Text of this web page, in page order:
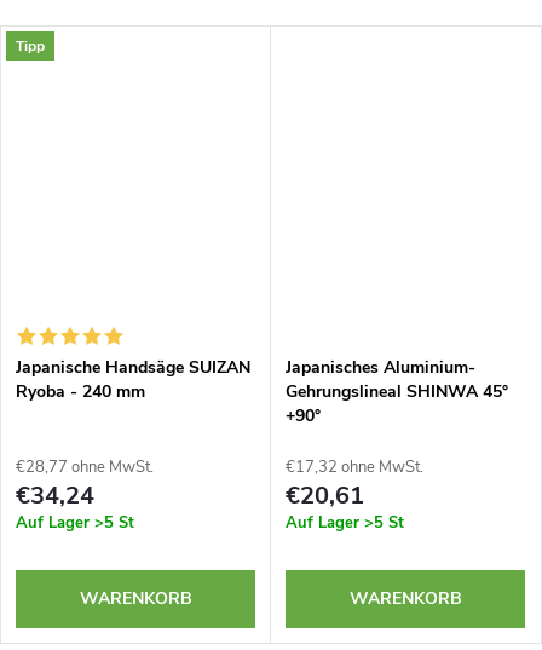
Tipp
Japanische Handsäge SUIZAN
Ryoba - 240 mm
€28,77 ohne MwSt.
€34,24
Auf Lager >5 St
WARENKORB
Japanisches Aluminium-
Gehrungslineal SHINWA 45°
+90°
€17,32 ohne MwSt.
€20,61
Auf Lager >5 St
WARENKORB